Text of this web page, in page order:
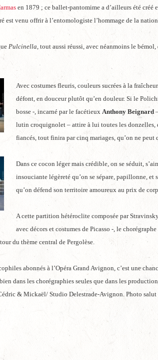
en 1879 ; ce ballet-pantomime a d’ailleurs été créé
est venu offrir à l’entomologiste l’hommage de la
Pulcinella, tout aussi réussi, avec néanmoins le bémol,
Avec costumes fleuris, couleurs sucrées à la
défont, en douceur plutôt qu’en douleur. Si le
bosse -, incarné par le facétieux Anthony Beignard
lutin croquignolet – attire à lui toutes les donzelles,
fiancés, tout finira par cinq mariages, qu’on ne peut
Dans ce cocon léger mais crédible, on se séduit,
insouciante légèreté qu’on se sépare, papillonne, et
qu’on défend son territoire amoureux au prix de
A cette partition hétéroclite composée par
avec décors et costumes de Picasso -, le
du thème central de Pergolèse.
abonnés à l’Opéra Grand Avignon, c’est une
dans les chorégraphies seules que dans les
& Mickaël/ Studio Delestrade-Avignon. Photo salut